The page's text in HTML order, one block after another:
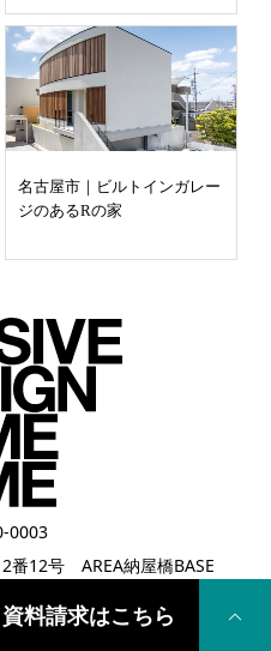
名古屋市｜ビルトインガレー
ジのあるRの家
0003
番12号 AREA納屋橋BASE
資料請求はこちら